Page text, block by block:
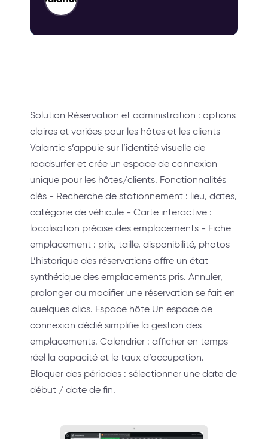
Solution Réservation et administration : options
claires et variées pour les hôtes et les clients
Valantic s’appuie sur l’identité visuelle de
roadsurfer et crée un espace de connexion
unique pour les hôtes/clients. Fonctionnalités
clés - Recherche de stationnement : lieu, dates,
catégorie de véhicule - Carte interactive :
localisation précise des emplacements - Fiche
emplacement : prix, taille, disponibilité, photos
L’historique des réservations offre un état
synthétique des emplacements pris. Annuler,
prolonger ou modifier une réservation se fait en
quelques clics. Espace hôte Un espace de
connexion dédié simplifie la gestion des
emplacements. Calendrier : afficher en temps
réel la capacité et le taux d’occupation.
Bloquer des périodes : sélectionner une date de
début / date de fin.